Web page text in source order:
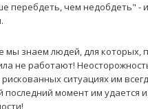
перебдеть, чем недобдеть" -
мы знаем людей, для которых,
не работают!
рискованных ситуациях им
последний момент им удается